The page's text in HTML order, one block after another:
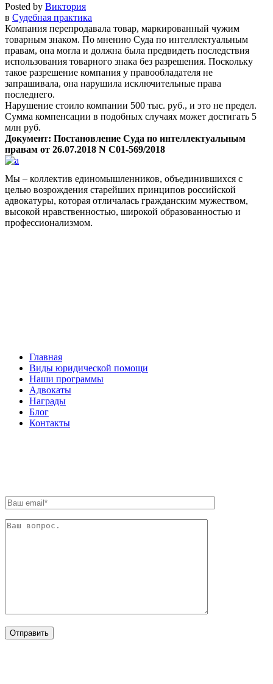
Posted by Виктория
в Судебная практика
Компания перепродавала товар, маркированный чужим
товарным знаком. По мнению Суда по интеллектуальным
правам, она могла и должна была предвидеть последствия
использования товарного знака без разрешения. Поскольку
такое разрешение компания у правообладателя не
запрашивала, она нарушила исключительные права
последнего.
Нарушение стоило компании 500 тыс. руб., и это не предел.
Сумма компенсации в подобных случаях может достигать 5
млн руб.
Документ: Постановление Суда по интеллектуальным
правам от 26.07.2018 N С01-569/2018
Мы – коллектив единомышленников, объединившихся с
целью возрождения старейших принципов российской
адвокатуры, которая отличалась гражданским мужеством,
высокой нравственностью, широкой образованностью и
профессионализмом.
Главная
Виды юридической помощи
Наши программы
Адвокаты
Награды
Блог
Контакты